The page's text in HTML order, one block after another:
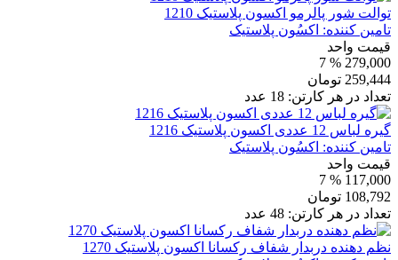
توالت شور پالرمو اکسون پلاستیک 1210
تامین کننده: اکسُون پلاستیک
قیمت واحد
279,000
% 7
259,444 تومان
تعداد در هر کارتن: 18 عدد
گیره لباس 12 عددی اکسون پلاستیک 1216
تامین کننده: اکسُون پلاستیک
قیمت واحد
117,000
% 7
108,792 تومان
تعداد در هر کارتن: 48 عدد
نظم دهنده دربدار شفاف رکسانا اکسون پلاستیک 1270